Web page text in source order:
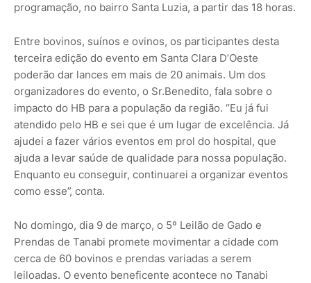
programação, no bairro Santa Luzia, a partir das 18 horas.
Entre bovinos, suínos e ovinos, os participantes desta
terceira edição do evento em Santa Clara D’Oeste
poderão dar lances em mais de 20 animais. Um dos
organizadores do evento, o Sr.Benedito, fala sobre o
impacto do HB para a população da região. “Eu já fui
atendido pelo HB e sei que é um lugar de excelência. Já
ajudei a fazer vários eventos em prol do hospital, que
ajuda a levar saúde de qualidade para nossa população.
Enquanto eu conseguir, continuarei a organizar eventos
como esse”, conta.
No domingo, dia 9 de março, o 5º Leilão de Gado e
Prendas de Tanabi promete movimentar a cidade com
cerca de 60 bovinos e prendas variadas a serem
leiloadas. O evento beneficente acontece no Tanabi